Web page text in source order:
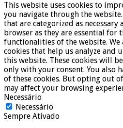
This website uses cookies to
you navigate through the
that are categorized as
browser as they are essential for
functionalities of the website.
cookies that help us analyze and
this website. These cookies will
only with your consent. You also
of these cookies. But opting out
may affect your browsing
Necessário
Necessário
Sempre Ativado